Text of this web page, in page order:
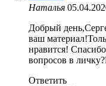
Наталья
Добрый
ваш
нравится!
вопросов в
Ответить